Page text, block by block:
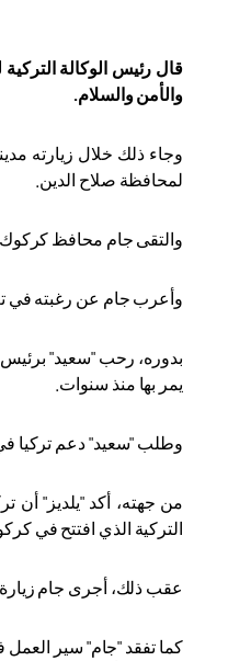
قال رئيس الوكالة
والأمن والسلام.
وجاء ذلك خلال زيارته
لمحافظة صلاح الدين
والتقى جام محافظ
وأعرب جام عن رغبته في
بدوره، رحب "سعيد" برئيس
يمر بها منذ سنوات
وطلب "سعيد" دعم تركيا في
من جهته، أكد "يلديز" أن
التركية الذي افتتح في
عقب ذلك، أجرى جام زيارة
كما تفقد "جام" سير العمل